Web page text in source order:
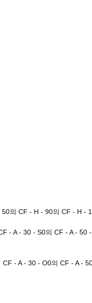
의 CF - H - 90의 CF - H -
- A - 30 - S0의 CF - A -
- A - 30 - O0의 CF - A -